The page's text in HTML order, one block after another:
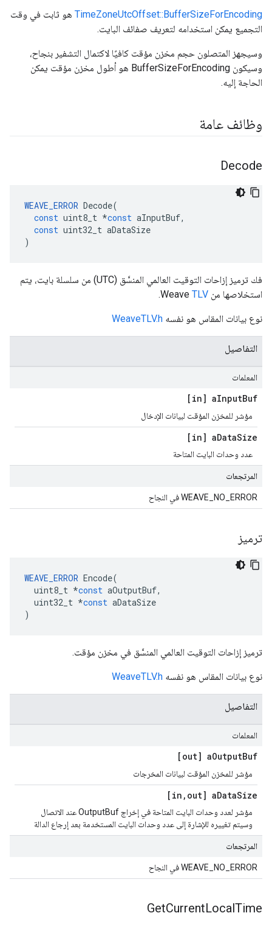
TimeZoneUtcOffset::BufferSizeForEncoding هو ثابت في وقت
التجميع يمكن استخدامه لتعريف صفائف البايت.
وسيجهز المتصلون حجم مخزن مؤقت كافيًا لاكتمال التشفير بنجاح،
وسيكون BufferSizeForEncoding هو أطول مخزن مؤقت يمكن
الحاجة إليه.
وظائف عامة
Decode
WEAVE_ERROR Decode(
const uint8_t *const aInputBuf,
const uint32_t aDataSize
)
فك ترميز إزاحات التوقيت العالمي المنسَّق (UTC) من سلسلة بايت، يتم
استخلاصها من Weave TLV
.
نوع بيانات المقاس هو نفسه WeaveTLV.h
التفاصيل
المعلمات
[in] aInputBuf
مؤشر للمخزن المؤقت لبيانات الإدخال
[in] aDataSize
عدد وحدات البايت المتاحة
المرتجعات
WEAVE_NO_ERROR في النجاح
ترميز
WEAVE_ERROR Encode(
uint8_t *const aOutputBuf,
uint32_t *const aDataSize
)
ترميز إزاحات التوقيت العالمي المنسَّق في مخزن مؤقت.
نوع بيانات المقاس هو نفسه WeaveTLV.h
التفاصيل
المعلمات
[out] aOutputBuf
مؤشر للمخزن المؤقت لبيانات المخرجات
[in , out] aDataSize
مؤشر لعدد وحدات البايت المتاحة في إخراج OutputBuf عند الاتصال
وسيتم تغييره للإشارة إلى عدد وحدات البايت المستخدمة بعد إرجاع الدالة
المرتجعات
WEAVE_NO_ERROR في النجاح
GetCurrentLocalTime